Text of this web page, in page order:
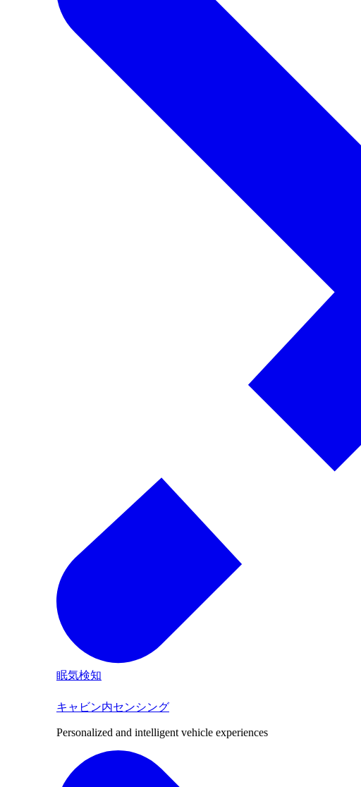
眠気検知
キャビン内センシング
Personalized and intelligent vehicle experiences